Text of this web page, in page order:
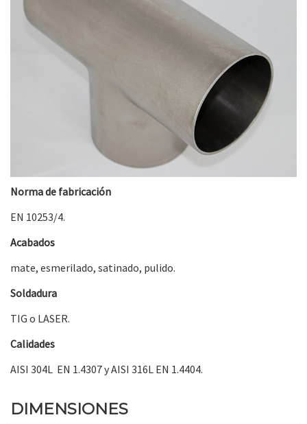
Norma de fabricación
EN 10253/4.
Acabados
mate, esmerilado, satinado, pulido.
Soldadura
TIG o LASER.
Calidades
AISI 304L EN 1.4307 y AISI 316L EN 1.4404.
DIMENSIONES